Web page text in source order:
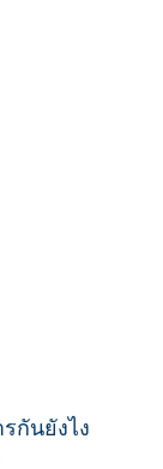
กันยังไง